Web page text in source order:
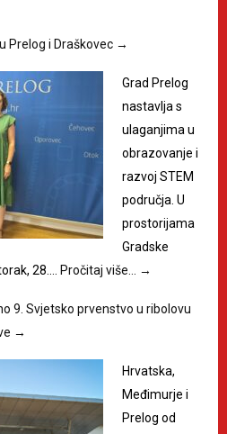
Prelog i Draškovec →
Grad Prelog
nastavlja s
ulaganjima u
obrazovanje i
razvoj STEM
područja. U
prostorijama
Gradske
28.… Pročitaj više… →
9. Svjetsko prvenstvo u ribolovu
→
Hrvatska,
Međimurje i
Prelog od